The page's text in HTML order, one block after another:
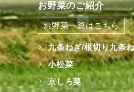
お野菜のご紹介
お野菜一覧はこちら
九条ねぎ/根切り九条
小松菜
京しろ菜